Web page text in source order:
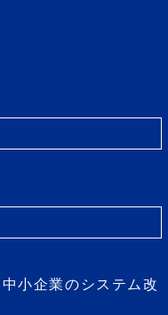
小企業のシステム改